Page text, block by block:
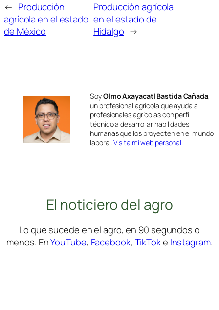
← Producción
agrícola en el estado
de México
Producción agrícola
en el estado de
Hidalgo →
SoyOlmo Axayacatl Bastida Cañada,
un profesional agrícola que ayuda a
profesionales agrícolas con perfil
técnico a desarrollar habilidades
humanas que los proyecten en el mundo
laboral.Visita mi web personal
El noticiero del agro
Lo que sucede en el agro, en 90 segundos o
menos. EnYouTube, Facebook, TikToke Instagram.